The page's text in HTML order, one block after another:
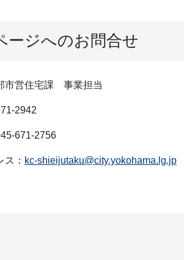
ージへのお問合せ
市営住宅課 事業担当
2942
671-2756
ス： kc-shieijutaku@city.yokohama.lg.jp